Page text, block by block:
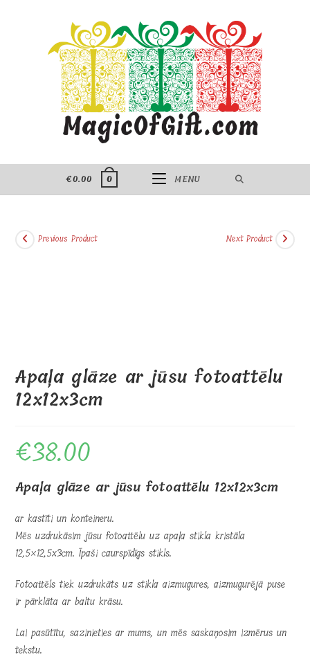
€0.00 0 MENU
Previous Product Next Product
Apaļa glāze ar jūsu fotoattēlu
12x12x3cm
€38.00
Apaļa glāze ar jūsu fotoattēlu 12x12x3cm
ar kastīti un konteineru.
Mēs uzdrukāsim jūsu fotoattēlu uz apaļa stikla kristāla
12,5×12,5x3cm. Īpaši caurspīdīgs stikls.
Fotoattēls tiek uzdrukāts uz stikla aizmugures, aizmugurējā puse
ir pārklāta ar baltu krāsu.
Lai pasūtītu, sazinieties ar mums, un mēs saskaņosim izmērus un
tekstu.